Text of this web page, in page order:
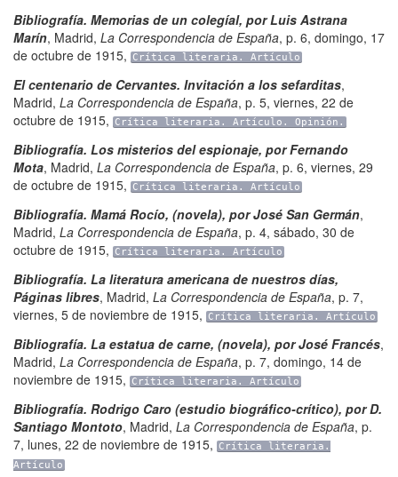
Bibliografía. Memorias de un colegíal, por Luis Astrana
Marín, Madrid, La Correspondencia de España, p. 6, domingo, 17
de octubre de 1915, Crítica literaria. Artículo
El centenario de Cervantes. Invitación a los sefarditas,
Madrid, La Correspondencia de España, p. 5, viernes, 22 de
octubre de 1915, Crítica literaria. Artículo. Opinión.
Bibliografía. Los misterios del espionaje, por Fernando
Mota, Madrid, La Correspondencia de España, p. 6, viernes, 29
de octubre de 1915, Crítica literaria. Artículo
Bibliografía. Mamá Rocío, (novela), por José San Germán,
Madrid, La Correspondencia de España, p. 4, sábado, 30 de
octubre de 1915, Crítica literaria. Artículo
Bibliografía. La literatura americana de nuestros días,
Páginas libres, Madrid, La Correspondencia de España, p. 7,
viernes, 5 de noviembre de 1915, Crítica literaria. Artículo
Bibliografía. La estatua de carne, (novela), por José Francés,
Madrid, La Correspondencia de España, p. 7, domingo, 14 de
noviembre de 1915, Crítica literaria. Artículo
Bibliografía. Rodrigo Caro (estudio biográfico-crítico), por D.
Santiago Montoto, Madrid, La Correspondencia de España, p.
7, lunes, 22 de noviembre de 1915,
Crítica literaria.
Artículo